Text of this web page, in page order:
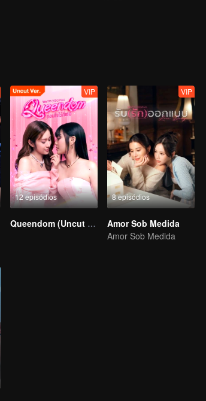
12 episódios
VIP
Queendom (Uncut Ver.)
8 episódios
VIP
Amor Sob Medida
Amor Sob Medida